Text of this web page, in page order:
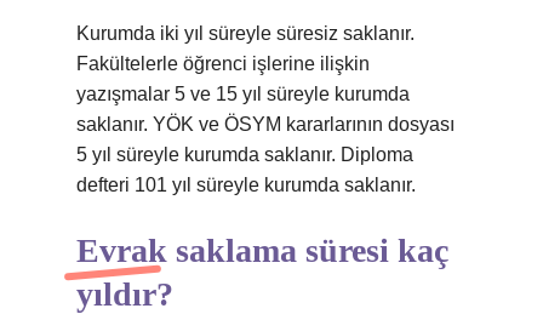
Kurumda iki yıl süreyle süresiz saklanır.
Fakültelerle öğrenci işlerine ilişkin
yazışmalar 5 ve 15 yıl süreyle kurumda
saklanır. YÖK ve ÖSYM kararlarının dosyası
5 yıl süreyle kurumda saklanır. Diploma
defteri 101 yıl süreyle kurumda saklanır.
Evrak saklama süresi kaç
yıldır?